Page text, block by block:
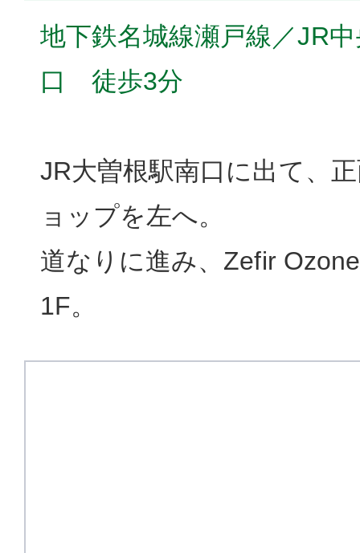
地下鉄名城線瀬戸線／JR
口 徒歩3分
JR大曽根駅南口に出て、
ョップを左へ。
道なりに進み、Zefir
1F。